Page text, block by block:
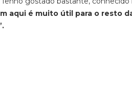
aqui é muito útil para o resto